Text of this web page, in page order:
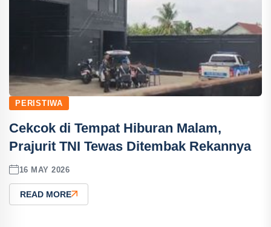
PERISTIWA
Cekcok di Tempat Hiburan Malam,
Prajurit TNI Tewas Ditembak Rekannya
16 MAY 2026
READ MORE